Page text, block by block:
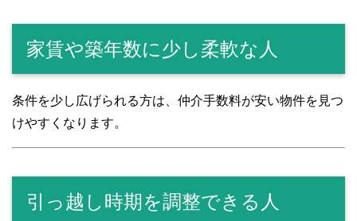
家賃や築年数に少し柔軟な人
条件を少し広げられる方は、仲介手数料が安い物件を見つ
けやすくなります。
引っ越し時期を調整できる人